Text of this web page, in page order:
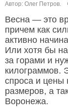
Автор: Олег Петров.
Весна — это
причем как
активно
Или хотя бы
за горами и
килограммов.
спроса и цены
размеров, а
Воронежа.